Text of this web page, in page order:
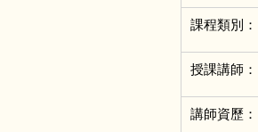
課程類別：
授課講師：
講師資歷：